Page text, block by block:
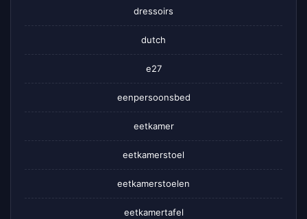
dressoirs
dutch
e27
eenpersoonsbed
eetkamer
eetkamerstoel
eetkamerstoelen
eetkamertafel